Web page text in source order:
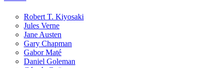
Robert T. Kiyosaki
Jules Verne
Jane Austen
Gary Chapman
Gabor Maté
Daniel Goleman